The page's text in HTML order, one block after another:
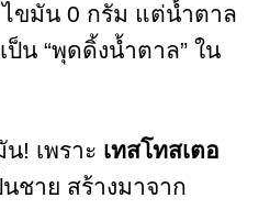
ไขมัน 0 กรัม แต่น้ำตาล
น “พุดดิ้งน้ำตาล” ใน
! เพราะ เทสโทสเตอ
ชาย สร้างมาจาก